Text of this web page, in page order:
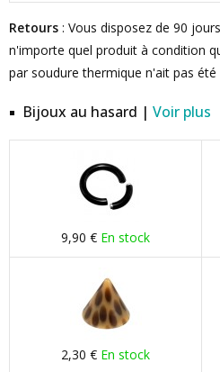
Retours : Vous disposez de 90
n'importe quel produit à condition
par soudure thermique n'ait pas été
Bijoux au hasard | Voir plus
9,90 € En stock
2,30 € En stock